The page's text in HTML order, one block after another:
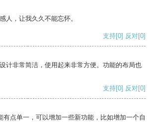
人，让我久久不能忘怀。
支持[0] 反对[0]
计非常简洁，使用起来非常方便。功能的布局也
支持[0] 反对[0]
有点单一，可以增加一些新功能，比如增加一个自